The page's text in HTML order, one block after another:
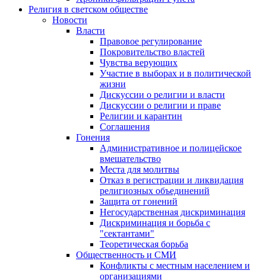
Религия в светском обществе
Новости
Власти
Правовое регулирование
Покровительство властей
Чувства верующих
Участие в выборах и в политической
жизни
Дискуссии о религии и власти
Дискуссии о религии и праве
Религии и карантин
Соглашения
Гонения
Административное и полицейское
вмешательство
Места для молитвы
Отказ в регистрации и ликвидация
религиозных объединений
Защита от гонений
Негосударственная дискриминация
Дискриминация и борьба с
"сектантами"
Теоретическая борьба
Общественность и СМИ
Конфликты с местным населением и
организациями